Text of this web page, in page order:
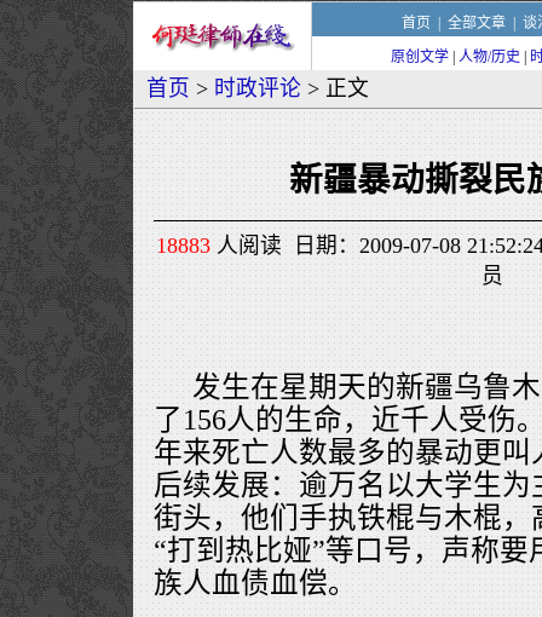
首页 全部文章| 谈
原创文学 人物/历史
首页 > 时政评论 > 正文
新疆暴动撕裂民
18883人阅读 日期：2009-07-08
员
发生在星期天的新疆乌鲁
了156人的生命，近千人受伤
年来死亡人数最多的暴动更
后续发展：逾万名以大学生
街头，他们手执铁棍与木棍，
“打到热比娅”等口号，声称
族人血债血偿。